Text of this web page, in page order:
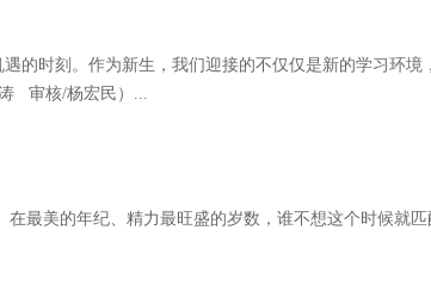
的时刻。作为新生，我们迎接的不仅仅是新的学习环
审核/杨宏民）...
最美的年纪、精力最旺盛的岁数，谁不想这个时候就